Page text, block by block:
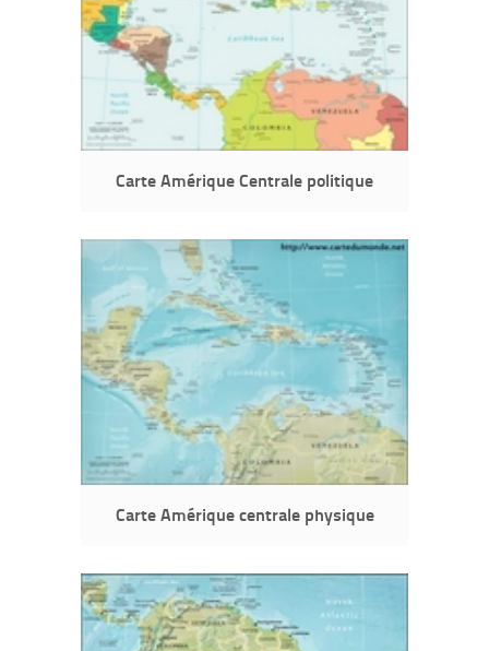
Carte Amérique Centrale politique
Carte Amérique centrale physique